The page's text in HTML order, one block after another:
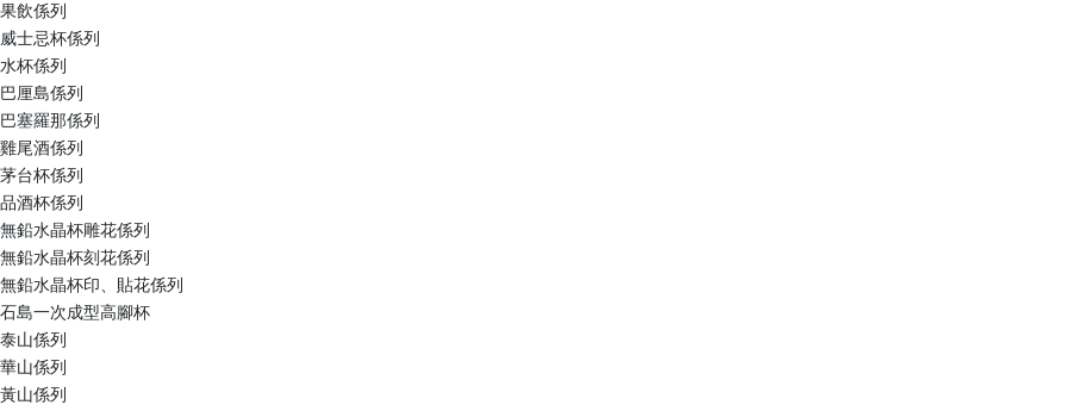
果飲係列
威士忌杯係列
水杯係列
巴厘島係列
巴塞羅那係列
雞尾酒係列
茅台杯係列
品酒杯係列
無鉛水晶杯雕花係列
無鉛水晶杯刻花係列
無鉛水晶杯印、貼花係列
石島一次成型高腳杯
泰山係列
華山係列
黃山係列